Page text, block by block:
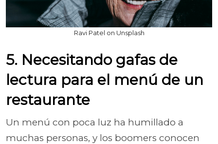
Ravi Patel on Unsplash
5. Necesitando gafas de
lectura para el menú de un
restaurante
Un menú con poca luz ha humillado a
muchas personas, y los boomers conocen